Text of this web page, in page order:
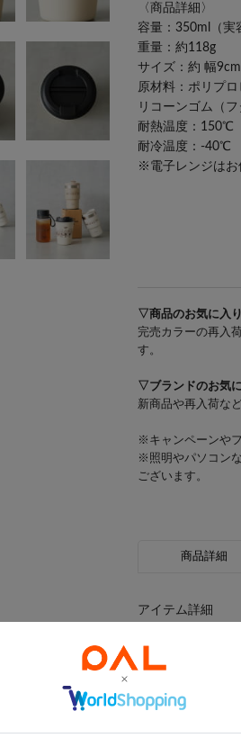
〈商品詳細〉
容量：350ml（実
重量：約118g
サイズ：約 幅
原材料：ポリプ
リコーンゴム（フ
耐熱温度：150℃
耐冷温度：-40℃
※電子レンジはお
▽商品のお気に入
完売カラーの再入
す。
▽ブランドのお気
新商品や再入荷な
※キャンペーンや
※照明やパソコン
ございます。
商品詳細
アイテム詳細
素材
原産国